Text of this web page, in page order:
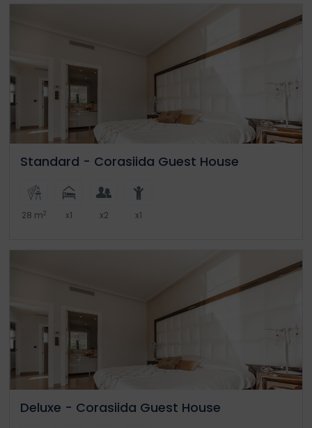
Standard - Corasiida Guest House
28 m2 x1 x2 x1
Deluxe - Corasiida Guest House